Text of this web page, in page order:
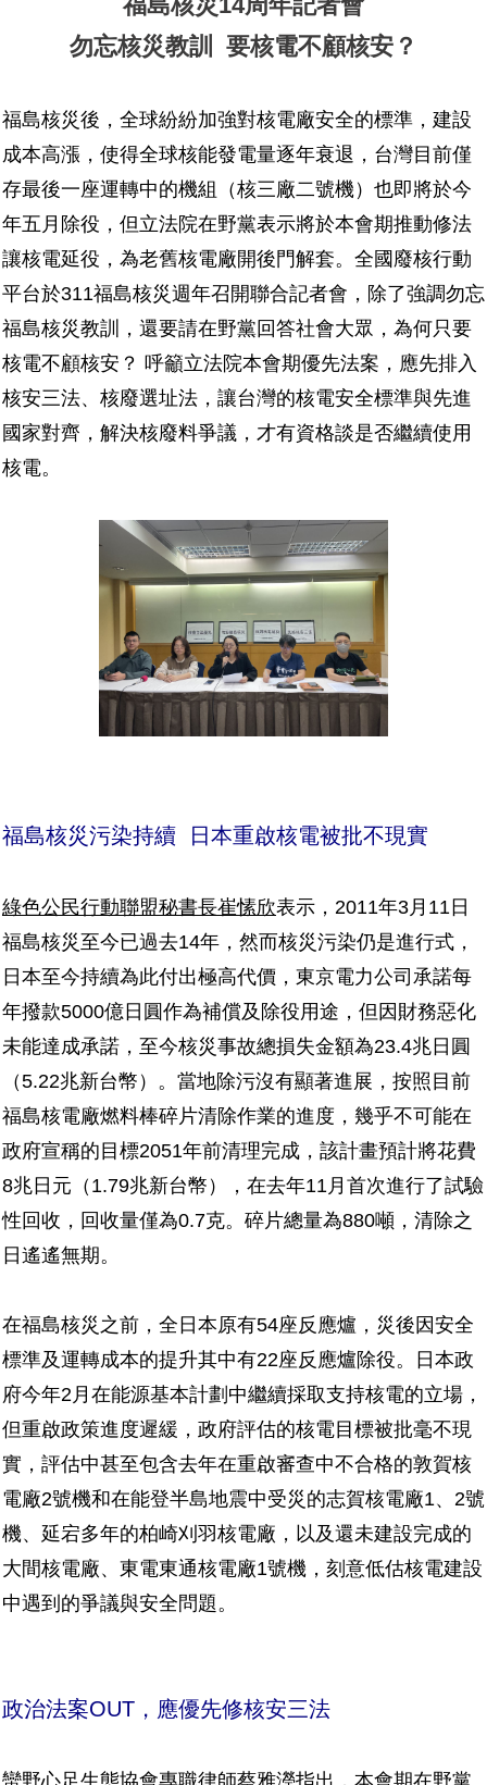
勿忘核災教訓 要核電不顧核安？
福島核災後，全球紛紛加強對核電廠安全的標準，建設
成本高漲，使得全球核能發電量逐年衰退，台灣目前僅
存最後一座運轉中的機組（核三廠二號機）也即將於今
年五月除役，但立法院在野黨表示將於本會期推動修法
讓核電延役，為老舊核電廠開後門解套。全國廢核行動
平台於311福島核災週年召開聯合記者會，除了強調勿忘
福島核災教訓，還要請在野黨回答社會大眾，為何只要
核電不顧核安？ 呼籲立法院本會期優先法案，應先排入
核安三法、核廢選址法，讓台灣的核電安全標準與先進
國家對齊，解決核廢料爭議，才有資格談是否繼續使用
核電。
福島核災污染持續 日本重啟核電被批不現實
綠色公民行動聯盟秘書長崔愫欣表示，2011年3月11日
福島核災至今已過去14年，然而核災污染仍是進行式，
日本至今持續為此付出極高代價，東京電力公司承諾每
年撥款5000億日圓作為補償及除役用途，但因財務惡化
未能達成承諾，至今核災事故總損失金額為23.4兆日圓
（5.22兆新台幣）。當地除污沒有顯著進展，按照目前
福島核電廠燃料棒碎片清除作業的進度，幾乎不可能在
政府宣稱的目標2051年前清理完成，該計畫預計將花費
8兆日元（1.79兆新台幣），在去年11月首次進行了試驗
性回收，回收量僅為0.7克。碎片總量為880噸，清除之
日遙遙無期。
在福島核災之前，全日本原有54座反應爐，災後因安全
標準及運轉成本的提升其中有22座反應爐除役。日本政
府今年2月在能源基本計劃中繼續採取支持核電的立場，
但重啟政策進度遲緩，政府評估的核電目標被批毫不現
實，評估中甚至包含去年在重啟審查中不合格的敦賀核
電廠2號機和在能登半島地震中受災的志賀核電廠1、2號
機、延宕多年的柏崎刈羽核電廠，以及還未建設完成的
大間核電廠、東電東通核電廠1號機，刻意低估核電建設
中遇到的爭議與安全問題。
政治法案OUT，應優先修核安三法